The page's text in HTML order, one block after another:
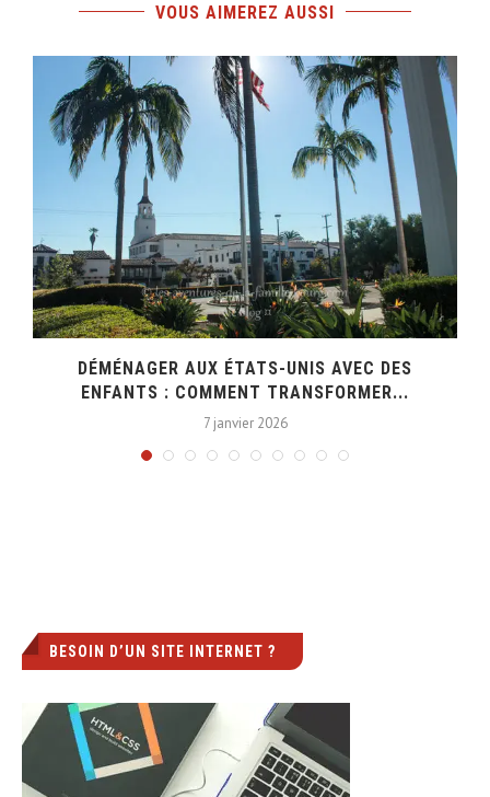
VOUS AIMEREZ AUSSI
DÉMÉNAGER AUX ÉTATS-UNIS AVEC DES
ENFANTS : COMMENT TRANSFORMER...
7 janvier 2026
BESOIN D’UN SITE INTERNET ?